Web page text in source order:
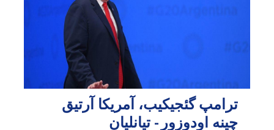
ترامپ گئجیکیب، آمریکا آرتیق
چینه اودوزور - تیانلیان